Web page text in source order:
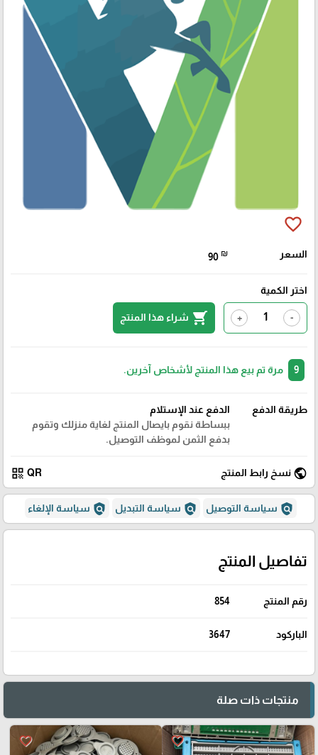
favorite_border
السعر 90 ₪
اختر الكمية
-
+
shopping_cart شراء هذا المنتج
مرة تم بيع هذا المنتج لأشخاص آخرين.
طريقة الدفع
الدفع عند الإستلام
ببساطة نقوم بايصال المنتج لغاية منزلك وتقوم
بدفع الثمن لموظف التوصيل.
public نسخ رابط المنتج QR
qr_code
policy سياسة التوصيل policy سياسة التبديل policy سياسة الإلغاء
تفاصيل المنتج
رقم المنتج 854
الباركود 3647
منتجات ذات صلة
favorite_border
favorite_border